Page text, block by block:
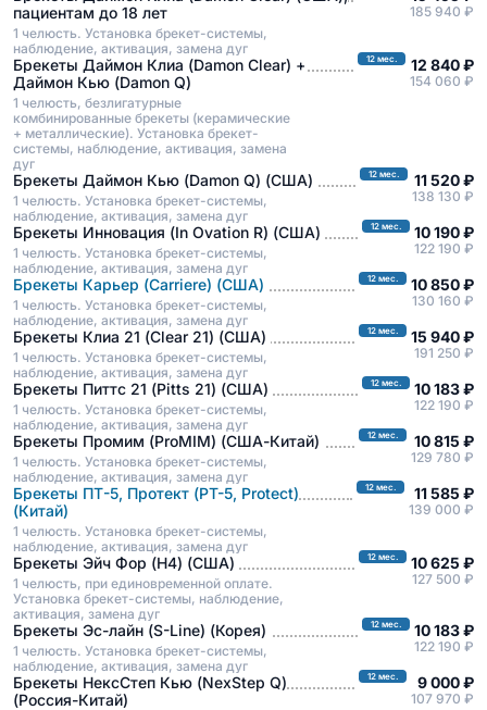
пациентам до 18 лет
1 челюсть. Установка брекет-системы,
наблюдение, активация, замена дуг
185 940 ₽
Брекеты Даймон Клиа (Damon Clear) +
Даймон Кью (Damon Q)
1 челюсть, безлигатурные
комбинированные брекеты (керамические
+ металлические). Установка брекет-
системы, наблюдение, активация, замена
дуг
12 мес. 12 840 ₽
154 060 ₽
Брекеты Даймон Кью (Damon Q) (США)
1 челюсть. Установка брекет-системы,
наблюдение, активация, замена дуг
12 мес. 11 520 ₽
138 130 ₽
Брекеты Инновация (In Ovation R) (США)
1 челюсть. Установка брекет-системы,
наблюдение, активация, замена дуг
12 мес. 10 190 ₽
122 190 ₽
Брекеты Карьер (Carriere) (США)
1 челюсть. Установка брекет-системы,
наблюдение, активация, замена дуг
12 мес. 10 850 ₽
130 160 ₽
Брекеты Клиа 21 (Clear 21) (США)
1 челюсть. Установка брекет-системы,
наблюдение, активация, замена дуг
12 мес. 15 940 ₽
191 250 ₽
Брекеты Питтс 21 (Pitts 21) (США)
1 челюсть. Установка брекет-системы,
наблюдение, активация, замена дуг
12 мес. 10 183 ₽
122 190 ₽
Брекеты Промим (ProMIM) (США-Китай)
1 челюсть. Установка брекет-системы,
наблюдение, активация, замена дуг
12 мес. 10 815 ₽
129 780 ₽
Брекеты ПТ-5, Протект (PT-5, Protect)
(Китай)
1 челюсть. Установка брекет-системы,
наблюдение, активация, замена дуг
12 мес. 11 585 ₽
139 000 ₽
Брекеты Эйч Фор (H4) (США)
1 челюсть, при единовременной оплате.
Установка брекет-системы, наблюдение,
активация, замена дуг
12 мес. 10 625 ₽
127 500 ₽
Брекеты Эс-лайн (S-Line) (Корея)
1 челюсть. Установка брекет-системы,
наблюдение, активация, замена дуг
12 мес. 10 183 ₽
122 190 ₽
Брекеты НексСтеп Кью (NexStep Q)
(Россия-Китай)
12 мес. 9 000 ₽
107 970 ₽